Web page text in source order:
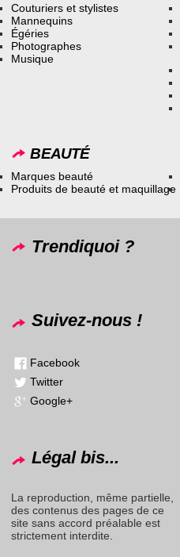
Couturiers et stylistes
Mannequins
Égéries
Photographes
Musique
BEAUTÉ
Marques beauté
Produits de beauté et maquillage
Trendiquoi ?
Suivez-nous !
Facebook
Twitter
Google+
Légal bis...
La reproduction, même partielle,
des contenus des pages de ce
site sans accord préalable est
strictement interdite.